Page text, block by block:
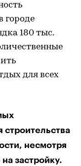
городе
180 тыс.
для всех
строительства
несмотря
застройку.